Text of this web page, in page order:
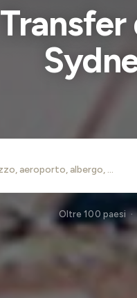
Oltre 100 paesi